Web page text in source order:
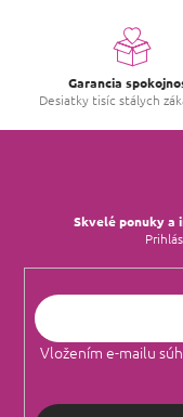
Garancia
Desiatky tisíc stálych
Skvelé ponuky a
Vložením e-mailu